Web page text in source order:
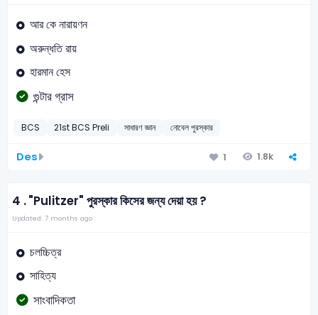
আর কে নারায়ণন
অরুন্ধতি রায়
হারমান হেস
গুন্টার গ্রাস
BCS 21st BCS Preli সাধারণ জ্ঞান নোবেল পুরস্কার
Des 1 1.8k
4 ."Pulitzer" পুরস্কার কিসের জন্য দেয়া হয় ?
Updated: 7 months ago
চলচ্চিত্র
সাহিত্য
সাংবাদিকতা